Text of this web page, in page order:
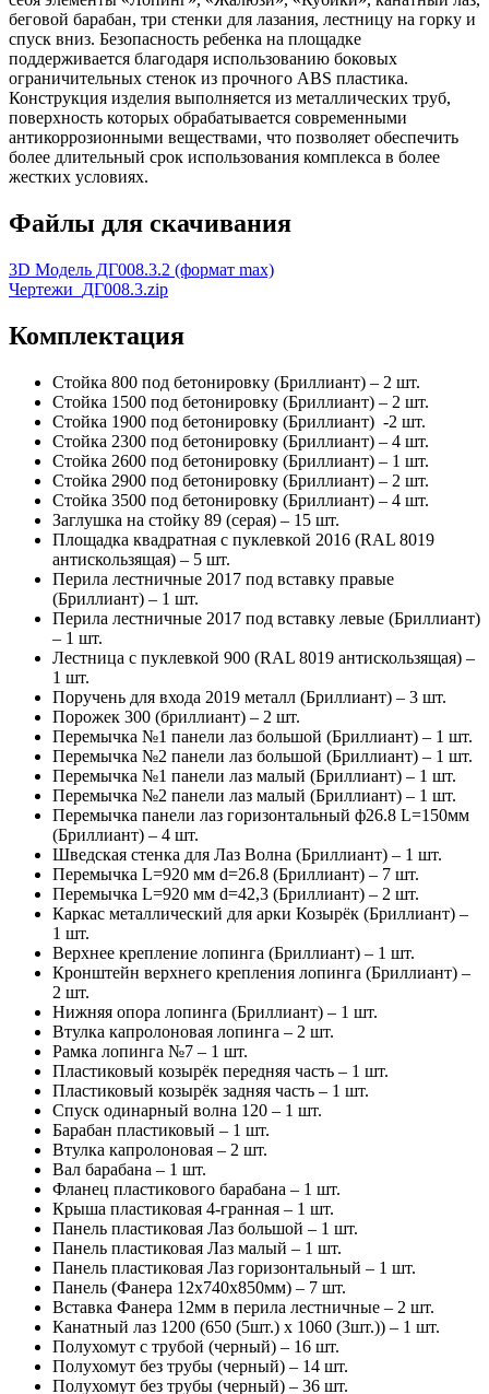
беговой барабан, три стенки для лазания, лестницу на горку и
спуск вниз. Безопасность ребенка на площадке
поддерживается благодаря использованию боковых
ограничительных стенок из прочного АBS пластика.
Конструкция изделия выполняется из металлических труб,
поверхность которых обрабатывается современными
антикоррозионными веществами, что позволяет обеспечить
более длительный срок использования комплекса в более
жестких условиях.
Файлы для скачивания
3D Модель ДГ008.3.2 (формат max)
Чертежи_ДГ008.3.zip
Комплектация
Стойка 800 под бетонировку (Бриллиант) – 2 шт.
Стойка 1500 под бетонировку (Бриллиант) – 2 шт.
Стойка 1900 под бетонировку (Бриллиант) -2 шт.
Стойка 2300 под бетонировку (Бриллиант) – 4 шт.
Стойка 2600 под бетонировку (Бриллиант) – 1 шт.
Стойка 2900 под бетонировку (Бриллиант) – 2 шт.
Стойка 3500 под бетонировку (Бриллиант) – 4 шт.
Заглушка на стойку 89 (серая) – 15 шт.
Площадка квадратная с пуклевкой 2016 (RAL 8019
антискользящая) – 5 шт.
Перила лестничные 2017 под вставку правые
(Бриллиант) – 1 шт.
Перила лестничные 2017 под вставку левые (Бриллиант)
– 1 шт.
Лестница с пуклевкой 900 (RAL 8019 антискользящая) –
1 шт.
Поручень для входа 2019 металл (Бриллиант) – 3 шт.
Порожек 300 (бриллиант) – 2 шт.
Перемычка №1 панели лаз большой (Бриллиант) – 1 шт.
Перемычка №2 панели лаз большой (Бриллиант) – 1 шт.
Перемычка №1 панели лаз малый (Бриллиант) – 1 шт.
Перемычка №2 панели лаз малый (Бриллиант) – 1 шт.
Перемычка панели лаз горизонтальный ф26.8 L=150мм
(Бриллиант) – 4 шт.
Шведская стенка для Лаз Волна (Бриллиант) – 1 шт.
Перемычка L=920 мм d=26.8 (Бриллиант) – 7 шт.
Перемычка L=920 мм d=42,3 (Бриллиант) – 2 шт.
Каркас металлический для арки Козырёк (Бриллиант) –
1 шт.
Верхнее крепление лопинга (Бриллиант) – 1 шт.
Кронштейн верхнего крепления лопинга (Бриллиант) –
2 шт.
Нижняя опора лопинга (Бриллиант) – 1 шт.
Втулка капролоновая лопинга – 2 шт.
Рамка лопинга №7 – 1 шт.
Пластиковый козырёк передняя часть – 1 шт.
Пластиковый козырёк задняя часть – 1 шт.
Спуск одинарный волна 120 – 1 шт.
Барабан пластиковый – 1 шт.
Втулка капролоновая – 2 шт.
Вал барабана – 1 шт.
Фланец пластикового барабана – 1 шт.
Крыша пластиковая 4-гранная – 1 шт.
Панель пластиковая Лаз большой – 1 шт.
Панель пластиковая Лаз малый – 1 шт.
Панель пластиковая Лаз горизонтальный – 1 шт.
Панель (Фанера 12х740х850мм) – 7 шт.
Вставка Фанера 12мм в перила лестничные – 2 шт.
Канатный лаз 1200 (650 (5шт.) х 1060 (3шт.)) – 1 шт.
Полухомут с трубой (черный) – 16 шт.
Полухомут без трубы (черный) – 14 шт.
Полухомут без трубы (черный) – 36 шт.